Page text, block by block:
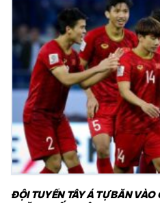
ĐỘI TUYỂN TÂY Á TỰ BẮN VÀO